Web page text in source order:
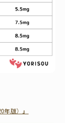
版）』